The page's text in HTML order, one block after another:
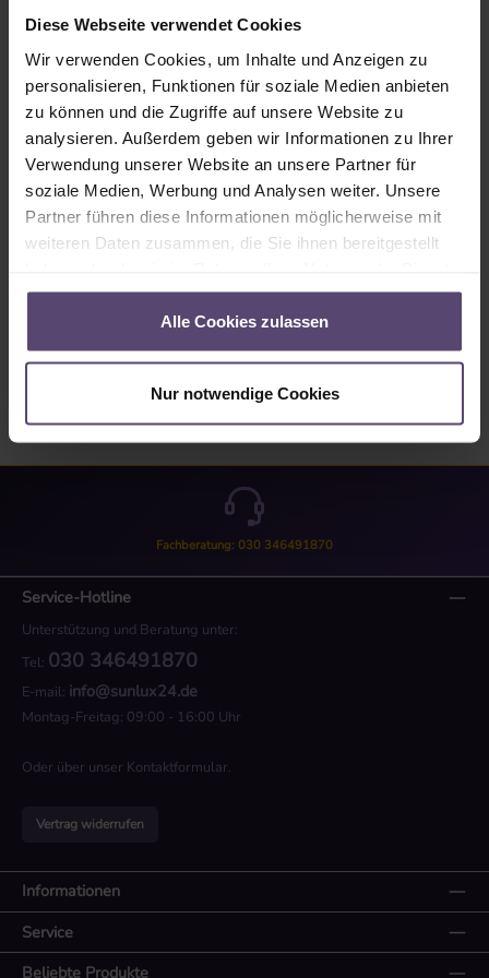
Diese Webseite verwendet Cookies
Wir verwenden Cookies, um Inhalte und Anzeigen zu
personalisieren, Funktionen für soziale Medien anbieten
zu können und die Zugriffe auf unsere Website zu
analysieren. Außerdem geben wir Informationen zu Ihrer
Verwendung unserer Website an unsere Partner für
soziale Medien, Werbung und Analysen weiter. Unsere
Partner führen diese Informationen möglicherweise mit
weiteren Daten zusammen, die Sie ihnen bereitgestellt
gesammelt haben.
Alle Cookies zulassen
Nur notwendige Cookies
Sofort verfügbar, Lieferzeit: 2-5 Tage
Produkt Anzahl: Gib den gewünschten Wert ein oder benutze die Schaltflächen
In den Warenkorb
Produktnummer:MU_PC_3280_PG0
Beschreibung
• Angaben zum Stoff 3280: • 5% Reflexion • 89%
Absorption…Mehr
Bewertungen
Fachberatung: 030 346491870
Service-Hotline
Unterstützung und Beratung unter:
Tel: 030 346491870
E-mail: info@sunlux24.de
Montag-Freitag: 09:00 - 16:00 Uhr
Oder über unser Kontaktformular.
Vertrag widerrufen
Informationen
Service
Beliebte Produkte